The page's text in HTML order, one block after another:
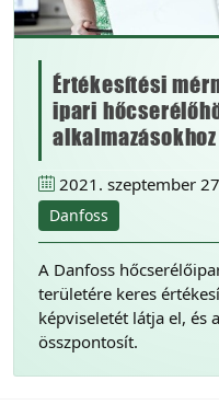
Értékesítési
ipari
alkalmazásokhoz
2021. szeptember
Danfoss
A Danfoss
területére keres
képviseletét látja el, és
összpontosít.